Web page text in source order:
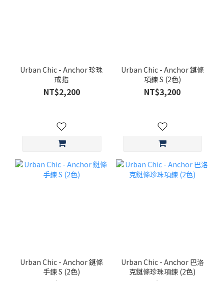
Urban Chic - Anchor 珍珠
戒指
NT$2,200
Urban Chic - Anchor 鏈條
項鍊 S (2色)
NT$3,200
Urban Chic - Anchor 鏈條
手鍊 S (2色)
Urban Chic - Anchor 巴洛
克鏈條珍珠項鍊 (2色)